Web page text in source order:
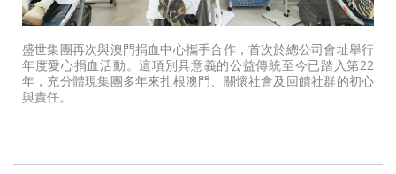
盛世集團再次與澳門捐血中心攜手合作，首次於總公司會址舉行
年度愛心捐血活動。這項別具意義的公益傳統至今已踏入第22
年，充分體現集團多年來扎根澳門、關懷社會及回饋社群的初心
與責任。